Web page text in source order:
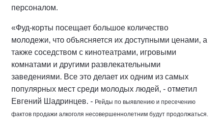
персоналом.
«Фуд-корты посещает большое количество
молодежи, что объясняется их доступными ценами, а
также соседством с кинотеатрами, игровыми
комнатами и другими развлекательными
заведениями. Все это делает их одним из самых
популярных мест среди молодых людей, - отметил
Евгений Шадринцев. - Рейды по выявлению и пресечению
фактов продажи алкоголя несовершеннолетним будут продолжаться.